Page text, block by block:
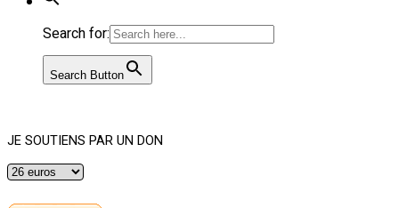
Search for:
Search Button
JE SOUTIENS PAR UN DON